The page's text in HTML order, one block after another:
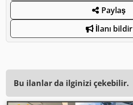
Paylaş
İlanı bildir
Bu ilanlar da ilginizi çekebilir.